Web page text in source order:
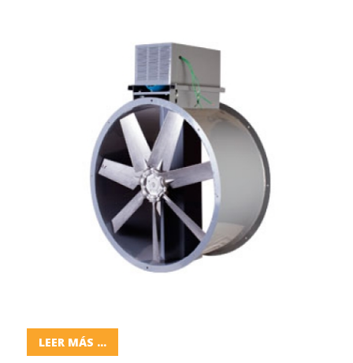
LEER MÁS ...